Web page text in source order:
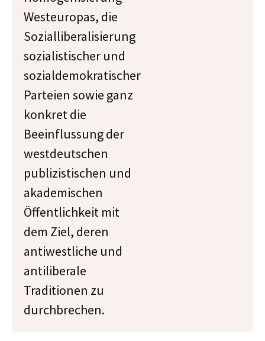
Westeuropas, die
Sozialliberalisierung
sozialistischer und
sozialdemokratischer
Parteien sowie ganz
konkret die
Beeinflussung der
westdeutschen
publizistischen und
akademischen
Öffentlichkeit mit
dem Ziel, deren
antiwestliche und
antiliberale
Traditionen zu
durchbrechen.